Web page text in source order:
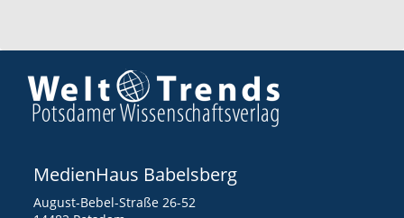
MedienHaus Babelsberg
August-Bebel-Straße 26-52